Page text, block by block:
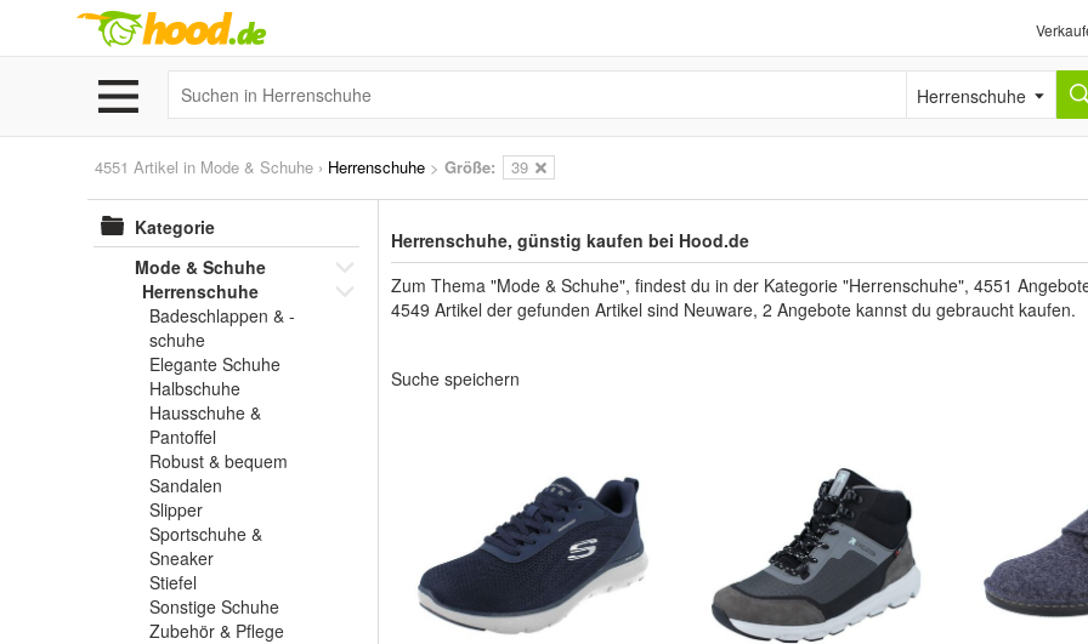
Herrenschuhe
4551 Artikel in Mode & Schuhe › Herrenschuhe > Größe: 39
Kategorie
Mode & Schuhe
Herrenschuhe
Badeschlappen & -
schuhe
Elegante Schuhe
Halbschuhe
Hausschuhe &
Pantoffel
Robust & bequem
Sandalen
Slipper
Sportschuhe &
Sneaker
Stiefel
Sonstige Schuhe
Zubehör & Pflege
Herrenschuhe, günstig kaufen bei Hood.de
Zum Thema "Mode & Schuhe", findest du in der Kategorie "Herrenschuhe", 4551
4549 Artikel der gefunden Artikel sind Neuware, 2 Angebote kannst du gebraucht kaufen.
Suche speichern